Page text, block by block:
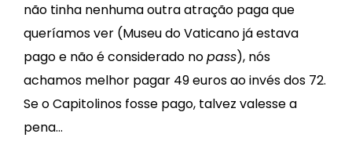
não tinha nenhuma outra atração paga que
queríamos ver (Museu do Vaticano já estava
pago e não é considerado nopass), nós
achamos melhor pagar 49 euros ao invés dos 72.
Se o Capitolinos fosse pago, talvez valesse a
pena…